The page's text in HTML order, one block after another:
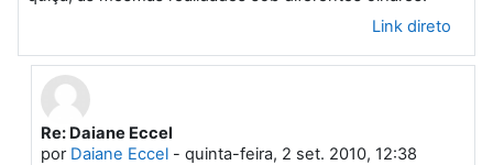
Link direto
Em resposta à Primeiro post
Re: Daiane Eccel
por Daiane Eccel -quinta-feira, 2 set. 2010, 12:38